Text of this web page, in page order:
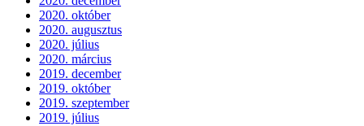
2020. október
2020. augusztus
2020. július
2020. március
2019. december
2019. október
2019. szeptember
2019. július